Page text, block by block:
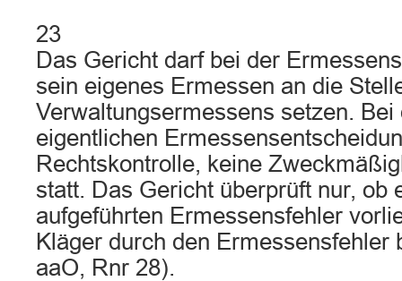
23
Das Gericht darf bei der
sein eigenes Ermessen an die
Verwaltungsermessens setzen.
eigentlichen
Rechtskontrolle, keine
statt. Das Gericht überprüft nur, ob
aufgeführten Ermessensfehler
Kläger durch den Ermessensfehler
aaO, Rnr 28).